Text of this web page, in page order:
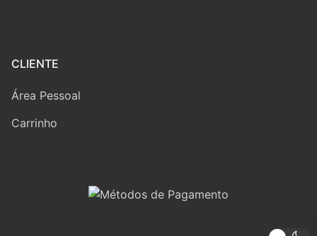
CLIENTE
Área Pessoal
Carrinho